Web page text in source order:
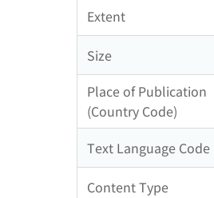
Extent
Size
Place of Publication
(Country Code)
Text Language Code
Content Type